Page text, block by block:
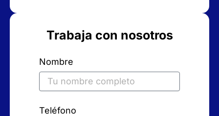
Trabaja con nosotros
Nombre
Teléfono